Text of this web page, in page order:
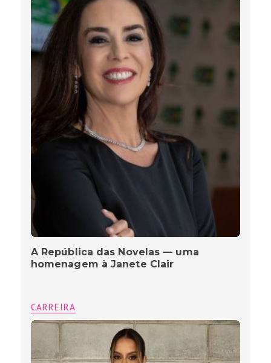
A República das Novelas — uma
homenagem à Janete Clair
CARREIRA